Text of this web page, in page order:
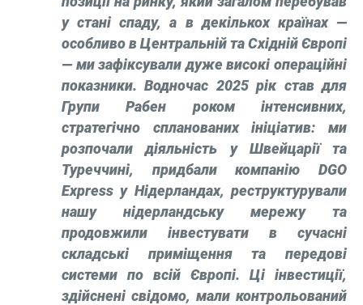
у стані спаду, а в декількох країнах —
особливо в Центральній та Східній Європі
— ми зафіксували дуже високі операційні
показники. Водночас 2025 рік став для
Групи Рабен роком інтенсивних,
стратегічно спланованих ініціатив: ми
розпочали діяльність у Швейцарії та
Туреччині, придбали компанію DGO
Express у Нідерландах, реструктурували
нашу нідерландську мережу та
продовжили інвестувати в сучасні
складські приміщення та передові
системи по всій Європі. Ці інвестиції,
здійснені свідомо, мали контрольований